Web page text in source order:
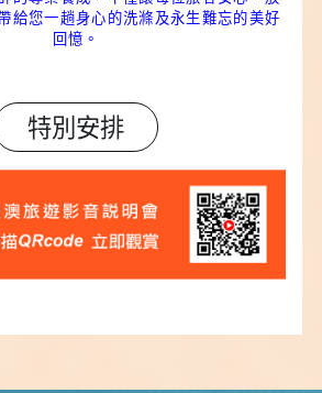
給您一趟身心的洗滌及永生難忘的美好
回憶。
特別安排